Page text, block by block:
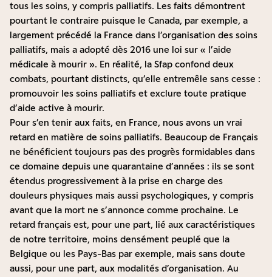
tous les soins, y compris palliatifs. Les faits démontrent
pourtant le contraire puisque le Canada, par exemple, a
largement précédé la France dans l’organisation des soins
palliatifs, mais a adopté dès 2016 une loi sur « l’aide
médicale à mourir ». En réalité, la Sfap confond deux
combats, pourtant distincts, qu’elle entremêle sans cesse :
promouvoir les soins palliatifs et exclure toute pratique
d’aide active à mourir.
Pour s’en tenir aux faits, en France, nous avons un vrai
retard en matière de soins palliatifs. Beaucoup de Français
ne bénéficient toujours pas des progrès formidables dans
ce domaine depuis une quarantaine d’années : ils se sont
étendus progressivement à la prise en charge des
douleurs physiques mais aussi psychologiques, y compris
avant que la mort ne s’annonce comme prochaine. Le
retard français est, pour une part, lié aux caractéristiques
de notre territoire, moins densément peuplé que la
Belgique ou les Pays-Bas par exemple, mais sans doute
aussi, pour une part, aux modalités d’organisation. Au